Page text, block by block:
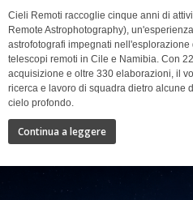
Cieli Remoti raccoglie cinque anni di
Remote Astrophotography),
astrofotografi impegnati
telescopi remoti in Cile e Namibia. Con
acquisizione e oltre 330 elaborazioni, il
ricerca e lavoro di squadra dietro alcune
cielo profondo.
Continua a leggere